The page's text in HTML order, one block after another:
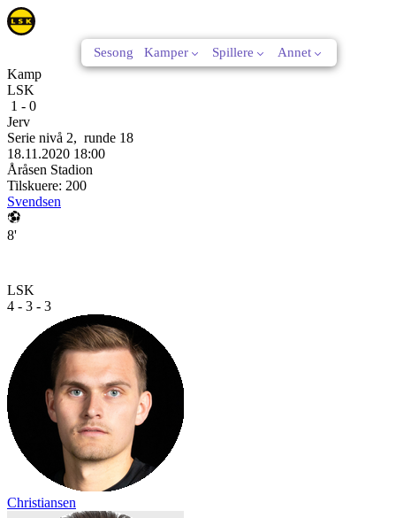
Sesong Kamper Spillere Annet
Kamp
LSK
1 - 0
Jerv
Serie nivå 2, runde 18
18.11.2020 18:00
Åråsen Stadion
Tilskuere: 200
Svendsen
8'
LSK
4 - 3 - 3
Christiansen